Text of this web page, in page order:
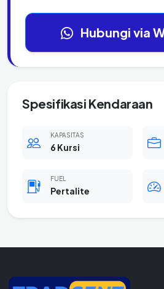
Hubungi via
Spesifikasi Kendaraan
KAPASITAS
6 Kursi
FUEL
Pertalite